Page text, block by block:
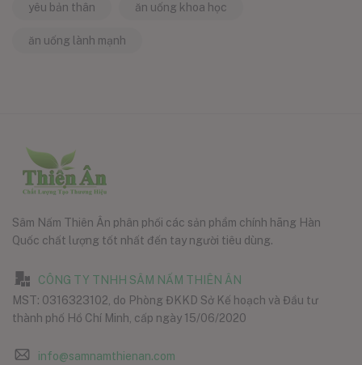
yêu bản thân ăn uống khoa học
ăn uống lành mạnh
Sâm Nấm Thiên Ân phân phối các sản phẩm chính hãng Hàn
Quốc chất lượng tốt nhất đến tay người tiêu dùng.
CÔNG TY TNHH SÂM NẤM THIÊN ÂN
MST: 0316323102, do Phòng ĐKKD Sở Kế hoạch và Đầu tư
thành phố Hồ Chí Minh, cấp ngày 15/06/2020
info@samnamthienan.com